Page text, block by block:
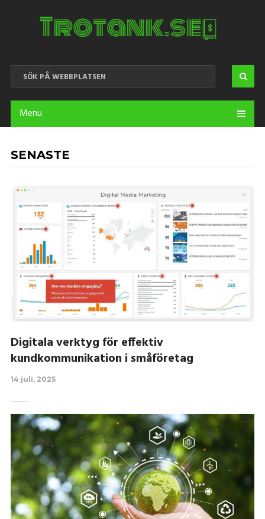
Menu
SENASTE
Digitala verktyg för effektiv
kundkommunikation i småföretag
14 juli, 2025